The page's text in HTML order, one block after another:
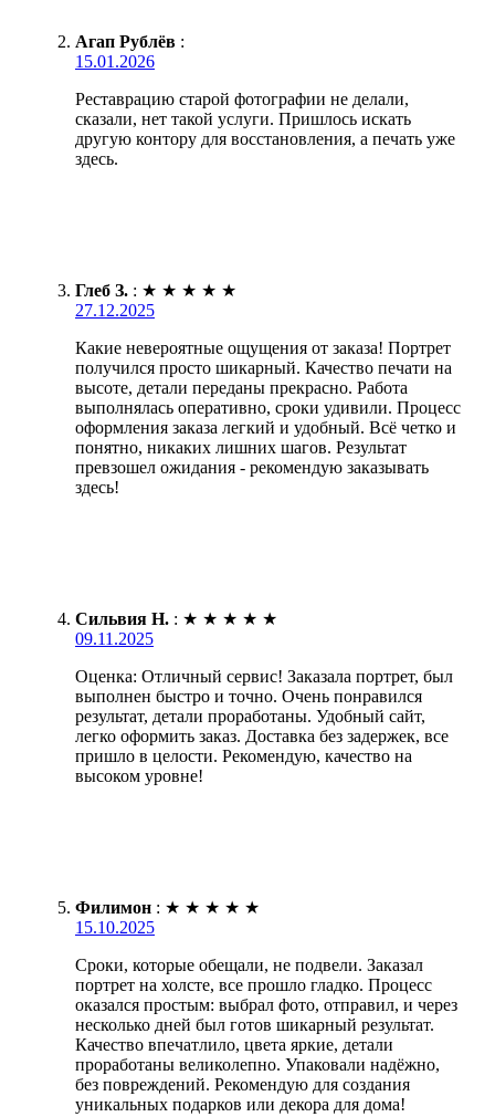
Агап Рублёв :
15.01.2026
Реставрацию старой фотографии не делали,
сказали, нет такой услуги. Пришлось искать
другую контору для восстановления, а печать уже
здесь.
Глеб З. : ★ ★ ★ ★ ★
27.12.2025
Какие невероятные ощущения от заказа! Портрет
получился просто шикарный. Качество печати на
высоте, детали переданы прекрасно. Работа
выполнялась оперативно, сроки удивили. Процесс
оформления заказа легкий и удобный. Всё четко и
понятно, никаких лишних шагов. Результат
превзошел ожидания - рекомендую заказывать
здесь!
Сильвия Н. : ★ ★ ★ ★ ★
09.11.2025
Оценка: Отличный сервис! Заказала портрет, был
выполнен быстро и точно. Очень понравился
результат, детали проработаны. Удобный сайт,
легко оформить заказ. Доставка без задержек, все
пришло в целости. Рекомендую, качество на
высоком уровне!
Филимон : ★ ★ ★ ★ ★
15.10.2025
Сроки, которые обещали, не подвели. Заказал
портрет на холсте, все прошло гладко. Процесс
оказался простым: выбрал фото, отправил, и через
несколько дней был готов шикарный результат.
Качество впечатлило, цвета яркие, детали
проработаны великолепно. Упаковали надёжно,
без повреждений. Рекомендую для создания
уникальных подарков или декора для дома!